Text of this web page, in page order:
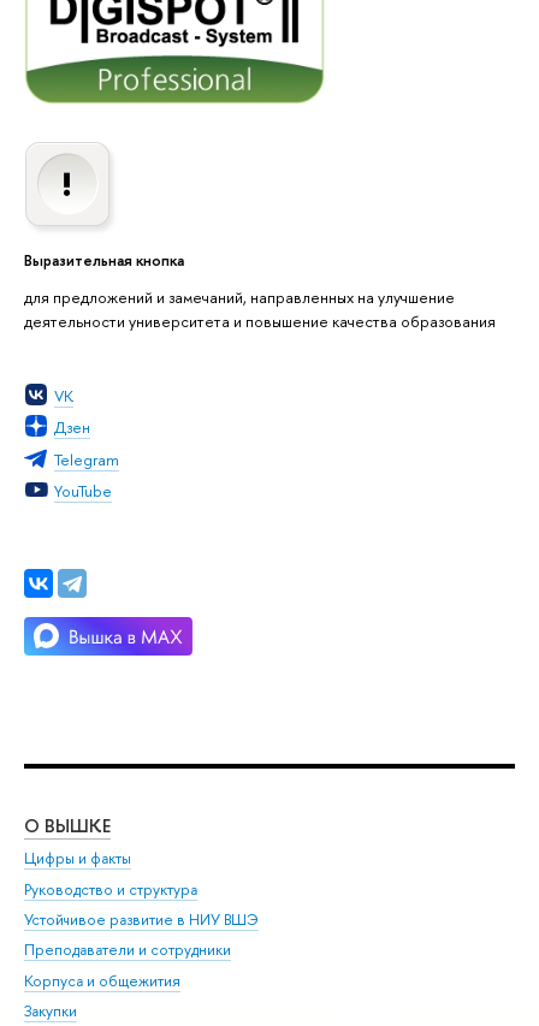
Выразительная кнопка
для предложений и замечаний, направленных на улучшение
деятельности университета и повышение качества образования
VK
Дзен
Telegram
YouTube
О ВЫШКЕ
Цифры и факты
Руководство и структура
Устойчивое развитие в НИУ ВШЭ
Преподаватели и сотрудники
Корпуса и общежития
Закупки